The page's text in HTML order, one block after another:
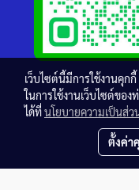
เว็บไซต์นี้มีการใช้งานคุ
ในการใช้งานเว็บไซต์ขอ
ได้ที่นโยบายความเป็นส่ว
ตั้งค่า